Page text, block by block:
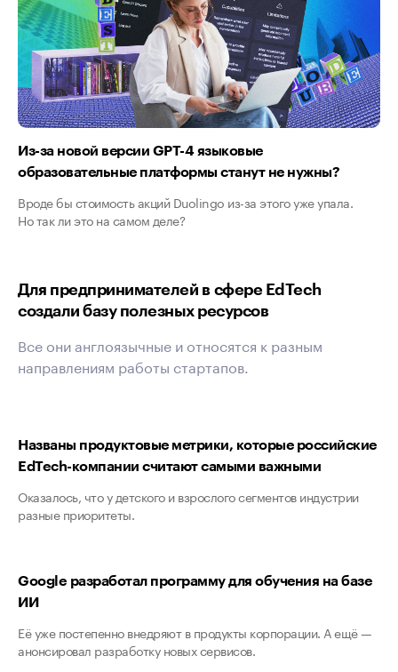
Из-за новой версии GPT-4 языковые
образовательные платформы станут не нужны?
Вроде бы стоимость акций Duolingo из-за этого уже упала.
Но так ли это на самом деле?
Для предпринимателей в сфере EdTech
создали базу полезных ресурсов
Все они англоязычные и относятся к разным
направлениям работы стартапов.
Названы продуктовые метрики, которые российские
EdTech-компании считают самыми важными
Оказалось, что у детского и взрослого сегментов индустрии
разные приоритеты.
Google разработал программу для обучения на базе
ИИ
Её уже постепенно внедряют в продукты корпорации. А ещё —
анонсировал разработку новых сервисов.